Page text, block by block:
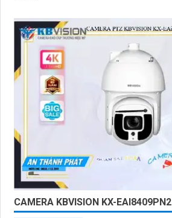
CAMERA KBVISION KX-EAI8409PN2